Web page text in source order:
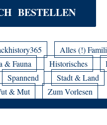
BESTELLEN
Alles (!)
& Fauna Historisches
Spannend Stadt & Land
& Mut Zum Vorlesen